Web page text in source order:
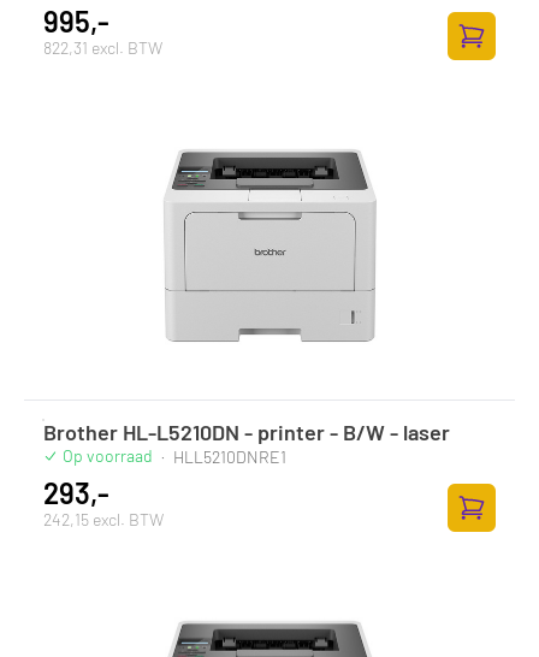
995,-
822,31 excl. BTW
Brother HL-L5210DN - printer - B/W - laser
Op voorraad · HLL5210DNRE1
293,-
242,15 excl. BTW